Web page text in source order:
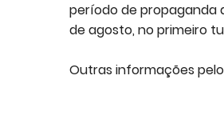
período de propaganda
de agosto, no primeiro
Outras informações